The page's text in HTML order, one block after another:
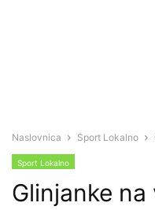
Naslovnica Sport Lokalno
Sport Lokalno
Glinjanke